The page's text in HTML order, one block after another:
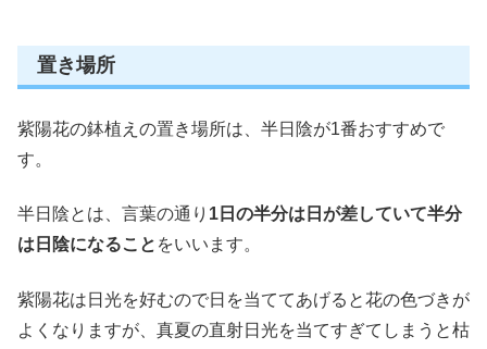
置き場所
紫陽花の鉢植えの置き場所は、 半日陰が1番おすすめで
す。
半日陰とは、言葉の通り 1日の半分は日が差していて半分
は日陰になること をいいます。
紫陽花は日光を好むので日を当ててあげると花の色づきが
よくなりますが、 真夏の直射日光を当てすぎてしまうと枯